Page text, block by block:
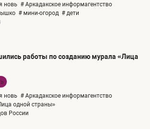
новь # Аркадакское информагентство
# мини-огород # дети
работы по созданию мурала «Лица
новь # Аркадакское информагентство
одной страны»
России